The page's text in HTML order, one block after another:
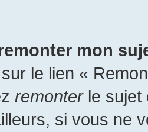
mon
le lien «
remonterle sujet
si vous ne